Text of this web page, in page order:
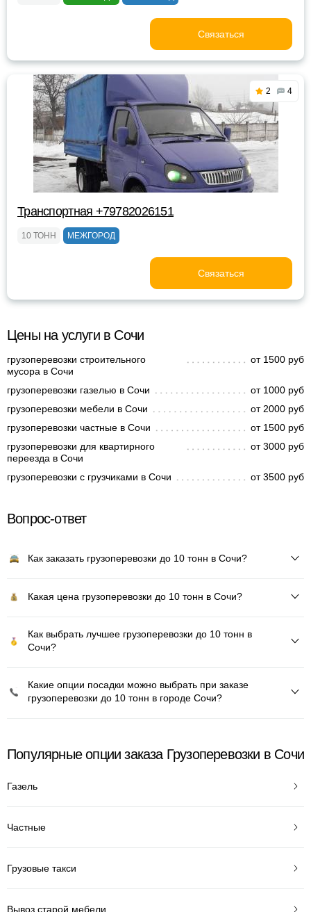
Связаться
2 4
Транспортная +79782026151
10 ТОНН МЕЖГОРОД
Связаться
Цены на услуги в Сочи
грузоперевозки строительного
мусора в Сочи
от 1500 руб
грузоперевозки газелью в Сочи
от 1000 руб
грузоперевозки мебели в Сочи
от 2000 руб
грузоперевозки частные в Сочи
от 1500 руб
грузоперевозки для квартирного
переезда в Сочи
от 3000 руб
грузоперевозки с грузчиками в Сочи от 3500 руб
Вопрос-ответ
Как заказать грузоперевозки до 10 тонн в Сочи?
Какая цена грузоперевозки до 10 тонн в Сочи?
Как выбрать лучшее грузоперевозки до 10 тонн в
Сочи?
Какие опции посадки можно выбрать при заказе
грузоперевозки до 10 тонн в городе Сочи?
Популярные опции заказа Грузоперевозки в Сочи
Газель
Частные
Грузовые такси
Вывоз старой мебели